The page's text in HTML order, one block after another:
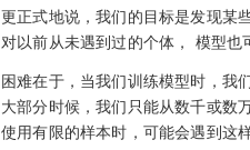
更正式地说，我们的目标是发现某
对以前从未遇到过的个体， 模型也
困难在于，当我们训练模型时，我
大部分时候，我们只能从数千或数
使用有限的样本时，可能会遇到这